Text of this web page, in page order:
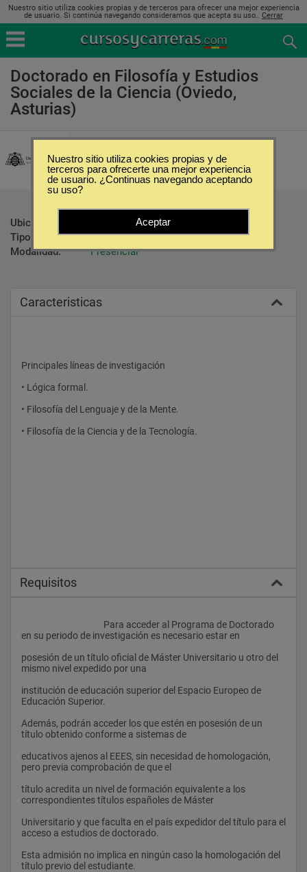
Nuestro sitio utiliza cookies propias y de terceros para ofrecer una mejor experiencia
de usuario. Si continúa navegando consideramos que acepta su uso.. Cerrar
Doctorado en Filosofía y Estudios
Sociales de la Ciencia (Oviedo,
Asturias)
Universidad de Oviedo
Ubicación:
Oviedo - Asturias
Tipo:
Doctorados
Modalidad:
Presencial
Caracteristicas
Principales líneas de investigación
• Lógica formal.
• Filosofía del Lenguaje y de la Mente.
• Filosofía de la Ciencia y de la Tecnología.
Requisitos
en su periodo de investigación es necesario estar en
posesión de un título oficial de Máster Universitario u otro del
mismo nivel expedido por una
institución de educación superior del Espacio Europeo de
Educación Superior.
Además, podrán acceder los que estén en posesión de un
título obtenido conforme a sistemas de
educativos ajenos al EEES, sin necesidad de homologación,
pero previa comprobación de que el
título acredita un nivel de formación equivalente a los
correspondientes títulos españoles de Máster
Universitario y que faculta en el país expedidor del título para el
acceso a estudios de doctorado.
Esta admisión no implica en ningún caso la homologación del
título previo del estudiante.
Nuestro sitio utiliza cookies propias y de
terceros para ofrecerte una mejor experiencia
de usuario. ¿Continuas navegando aceptando
su uso?
Aceptar